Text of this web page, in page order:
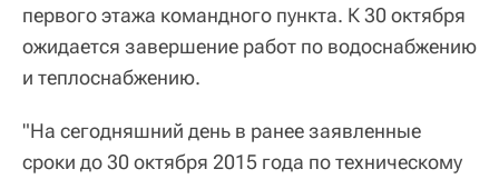
первого этажа командного пункта. К 30 октября
ожидается завершение работ по водоснабжению
и теплоснабжению.
"На сегодняшний день в ранее заявленные
сроки до 30 октября 2015 года по техническому